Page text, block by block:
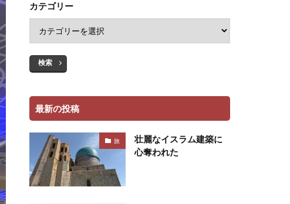
カテゴリー
検索
最新の投稿
旅
壮麗なイスラム建築に
心奪われた